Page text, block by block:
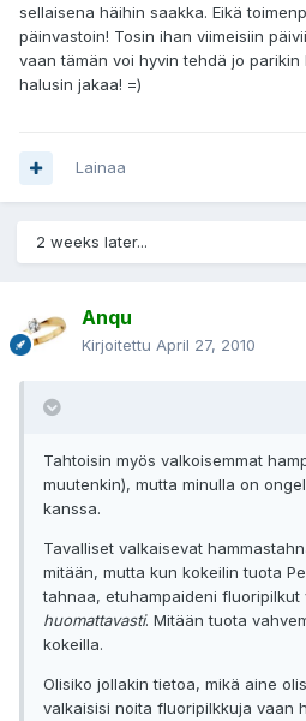
sellaisena häihin saakka. Eikä
päinvastoin! Tosin ihan viimeisiin
vaan tämän voi hyvin tehdä jo
halusin jakaa! =)
Lainaa
2 weeks later...
Anqu
Kirjoitettu April 27, 2010
Tahtoisin myös valkoisemmat
muutenkin), mutta minulla on
kanssa.
Tavalliset valkaisevat
mitään, mutta kun kokeilin tuota
tahnaa, etuhampaideni fluoripilkut
huomattavasti. Mitään tuota
kokeilla.
Olisiko jollakin tietoa, mikä aine
valkaisisi noita fluoripilkkuja vaan